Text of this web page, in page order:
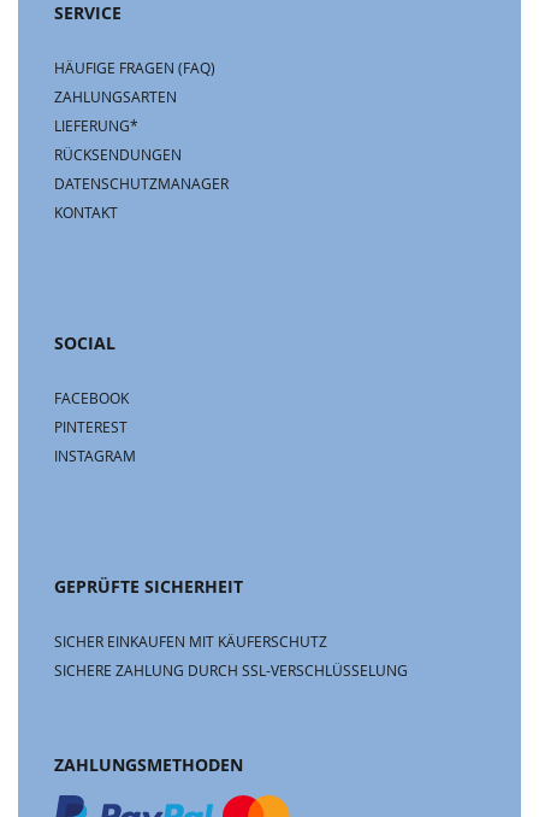
SERVICE
HÄUFIGE FRAGEN (FAQ)
ZAHLUNGSARTEN
LIEFERUNG*
RÜCKSENDUNGEN
DATENSCHUTZMANAGER
KONTAKT
SOCIAL
FACEBOOK
PINTEREST
INSTAGRAM
GEPRÜFTE SICHERHEIT
SICHER EINKAUFEN MIT KÄUFERSCHUTZ
SICHERE ZAHLUNG DURCH SSL-VERSCHLÜSSELUNG
ZAHLUNGSMETHODEN